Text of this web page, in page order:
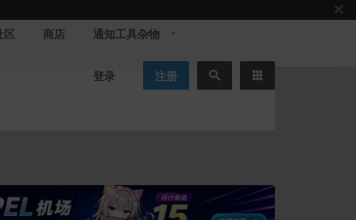
区 商店 通知工具杂物
登录 注册